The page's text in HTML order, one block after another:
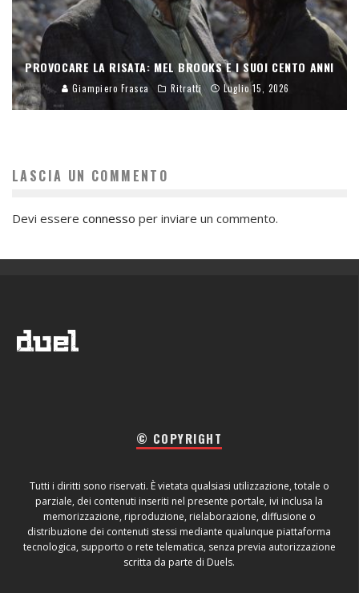
PROVOCARE LA RISATA: MEL BROOKS E I SUOI CENTO ANNI
Giampiero Frasca Ritratti Luglio 15, 2026
LASCIA UN COMMENTO
Devi essere connesso per inviare un commento.
© COPYRIGHT
Tutti i diritti sono riservati. È vietata qualsiasi utilizzazione, totale o
parziale, dei contenuti inseriti nel presente portale, ivi inclusa la
memorizzazione, riproduzione, rielaborazione, diffusione o
distribuzione dei contenuti stessi mediante qualunque piattaforma
tecnologica, supporto o rete telematica, senza previa autorizzazione
scritta da parte di Duels.